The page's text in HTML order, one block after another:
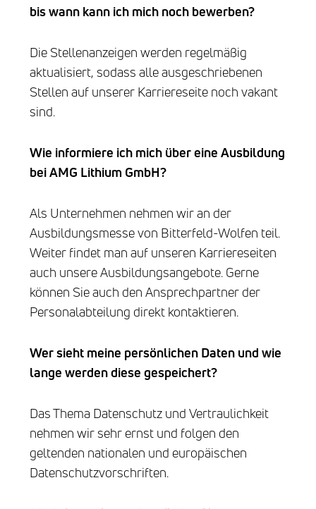
bis wann kann ich mich noch bewerben?
Die Stellenanzeigen werden regelmäßig
aktualisiert, sodass alle ausgeschriebenen
Stellen auf unserer Karriereseite noch vakant
sind.
Wie informiere ich mich über eine Ausbildung
beiAMG Lithium GmbH?
Als Unternehmen nehmen wir an der
Ausbildungsmesse von Bitterfeld-Wolfen teil.
Weiter findet man auf unseren Karriereseiten
auch unsere Ausbildungsangebote. Gerne
können Sie auch den Ansprechpartner der
Personalabteilung direkt kontaktieren.
Wer sieht meine persönlichen Daten und wie
lange werden diese gespeichert?
Das Thema Datenschutz und Vertraulichkeit
nehmen wir sehr ernst und folgen den
geltenden nationalen und europäischen
Datenschutzvorschriften.